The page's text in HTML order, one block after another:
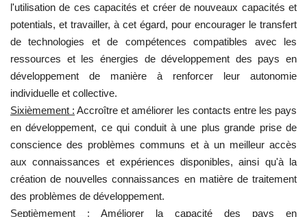
l'utilisation de ces capacités et créer de nouveaux capacités et
potentials, et travailler, à cet égard, pour encourager le transfert
de technologies et de compétences compatibles avec les
ressources et les énergies de développement des pays en
développement de manière à renforcer leur autonomie
individuelle et collective.
Sixièmement : Accroître et améliorer les contacts entre les pays
en développement, ce qui conduit à une plus grande prise de
conscience des problèmes communs et à un meilleur accès
aux connaissances et expériences disponibles, ainsi qu'à la
création de nouvelles connaissances en matière de traitement
des problèmes de développement.
Septièmement : Améliorer la capacité des pays en